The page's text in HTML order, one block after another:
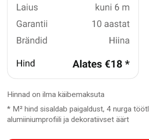
Vaata portfelli
Meiega koostöö eelised
Meie spetsialistid omavad pikaajalist kogemust
pinglagede paigaldamise ja
valgustuslahenduste alal
Professionaalsus